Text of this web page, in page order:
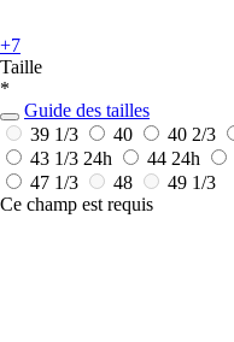
+7
Taille
*
Guide des tailles
39 1/3
40 40 2/3
43 1/3 24h 44 24h
47 1/3
48
49 1/3
Ce champ est requis